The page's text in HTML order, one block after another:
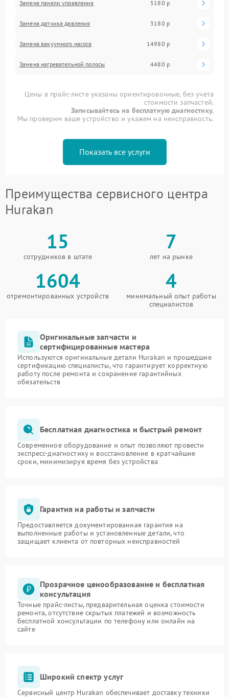
Замена панели управления 5180 р
Замена датчика давления 3180 р
Замена вакуумного насоса 14980 р
Замена нагревательной полосы 4480 р
Цены в прайс-листе указаны ориентировочные, без учета
стоимости запчастей.
Записывайтесь на бесплатную диагностику.
Мы проверим ваше устройство и укажем на неисправность.
Показать все услуги
Преимущества сервисного центра
Hurakan
15
сотрудников в штате
7
лет на рынке
1604
отремонтированных устройств
4
минимальный опыт работы
специалистов
Оригинальные запчасти и
сертифицированные мастера
Используются оригинальные детали Hurakan и прошедшие
сертификацию специалисты, что гарантирует корректную
работу после ремонта и сохранение гарантийных
обязательств
Бесплатная диагностика и быстрый ремонт
Современное оборудование и опыт позволяют провести
экспресс-диагностику и восстановление в кратчайшие
сроки, минимизируя время без устройства
Гарантия на работы и запчасти
Предоставляется документированная гарантия на
выполненные работы и установленные детали, что
защищает клиента от повторных неисправностей
Прозрачное ценообразование и бесплатная
консультация
Точные прайс-листы, предварительная оценка стоимости
ремонта, отсутствие скрытых платежей и возможность
бесплатной консультации по телефону или онлайн на
сайте
Широкий спектр услуг
Сервисный центр Hurakan обеспечивает доставку техники